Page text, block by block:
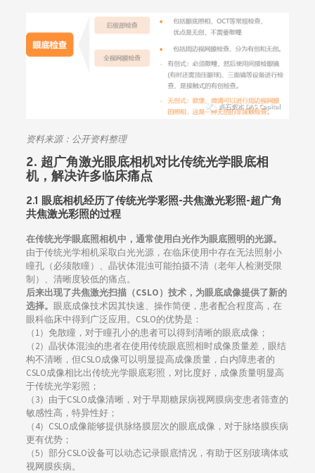
资料来源： 公开资料整理
2. 超广角激光眼底相机对比传统光学眼底相
机，解决许多临床痛点
2.1 眼底相机经历了传统光学彩照-共焦激光彩照-超广角
共焦激光彩照的过程
在传统光学眼底照相机中，通常使用白光作为眼底照明的光源。
由于传统光学相机采取白光光源，在临床使用中存在无法照射小
瞳孔（必须散瞳）、晶状体混浊可能拍摄不清（老年人检测受限
制）、清晰度较低的痛点。
后来出现了共焦激光扫描（CSLO）技术，为眼底成像提供了新的
选择。 眼底成像技术因其快速、操作简便，患者配合程度高，在
眼科临床中得到广泛应用。CSLO的优势是：
（1）免散瞳，对于瞳孔小的患者可以得到清晰的眼底成像；
（2）晶状体混浊的患者在使用传统眼底照相时成像质量差，眼结
构不清晰，但CSLO成像可以明显提高成像质量，白内障患者的
CSLO成像相比出传统光学眼底彩照，对比度好，成像质量明显高
于传统光学彩照；
（3）由于CSLO成像清晰，对于早期糖尿病视网膜病变患者筛查的
敏感性高，特异性好；
（4）CSLO成像能够提供脉络膜层次的眼底成像，对于脉络膜疾病
更有优势；
（5）部分CSLO设备可以动态记录眼底情况，有助于区别玻璃体或
视网膜疾病。